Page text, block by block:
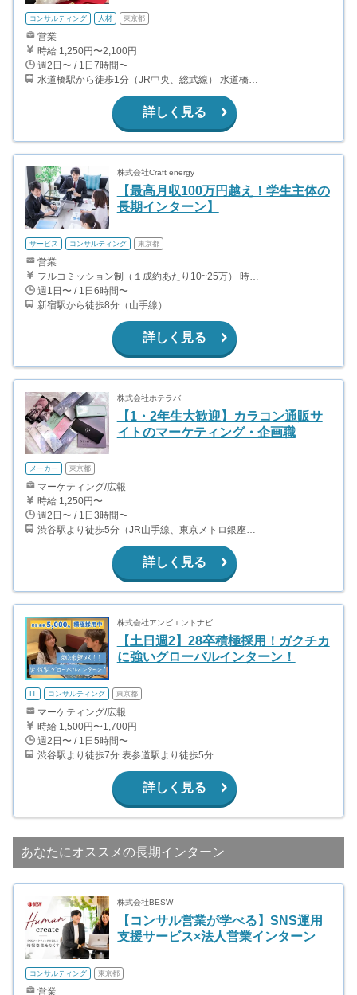
コンサルティング 人材 東京都
営業
時給 1,250円〜2,100円
週2日〜 / 1日7時間〜
水道橋駅から徒歩1分（JR中央、総武線） 水道橋駅から徒歩6分（都営三田線）
詳しく見る
株式会社Craft energy
【最高月収100万円越え！学生主体の
長期インターン】
サービス コンサルティング 東京都
営業
フルコミッション制（１成約あたり10~25万） 時給換算で（2000円〜2500円）程度が目安となります。 月100万を稼ぐ学生多数在籍しています。 ■収入例 〇入社1か月目（早稲田大学2年生） 役職：アポインター 月間1契約×10万円＝10万円 ＋交通費 〇入社3か月目（明治大学2年生） 役職：アポインター 月間2契約×13万円＝26万円 ＋交通費 〇入社6か月目（慶應義塾大学3年生） 役職：アポインター 月間5契約×15万円＝75万円 ＋交通費 〇入社15か月目（東京大学3年生） 役職：クローザー 月間3契約×25万=75万円 ＋交通費 交通費支給あり
週1日〜 / 1日6時間〜
新宿駅から徒歩8分（山手線）
詳しく見る
株式会社ホテラバ
【1・2年生大歓迎】カラコン通販サ
イトのマーケティング・企画職
メーカー 東京都
マーケティング/広報
時給 1,250円〜
週2日〜 / 1日3時間〜
渋谷駅より徒歩5分（JR山手線、東京メトロ銀座・半蔵門・副都心線）
詳しく見る
株式会社アンビエントナビ
【土日週2】28卒積極採用！ガクチカ
に強いグローバルインターン！
IT コンサルティング 東京都
マーケティング/広報
時給 1,500円〜1,700円
週2日〜 / 1日5時間〜
渋谷駅より徒歩7分 表参道駅より徒歩5分
詳しく見る
あなたにオススメの長期インターン
株式会社BESW
【コンサル営業が学べる】SNS運用
支援サービス×法人営業インターン
コンサルティング 東京都
営業